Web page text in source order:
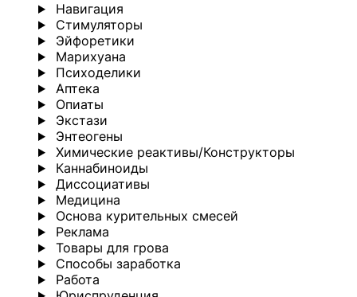
Навигация
Стимуляторы
Эйфоретики
Марихуана
Психоделики
Аптека
Опиаты
Экстази
Энтеогены
Химические реактивы/Конструкторы
Каннабиноиды
Диссоциативы
Медицина
Основа курительных смесей
Реклама
Товары для грова
Способы заработка
Работа